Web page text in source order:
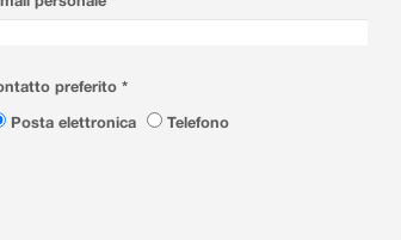
preferito *
Posta elettronica
Telefono